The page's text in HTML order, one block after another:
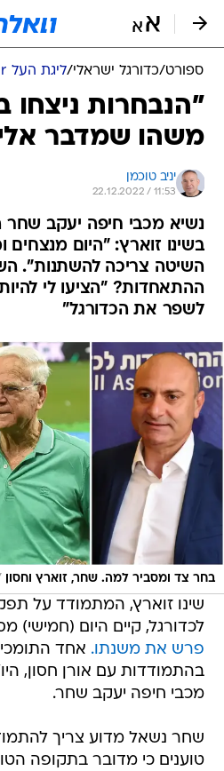
ספורט/כדורגל ישראלי/ליגת העל Winner
"הנבחרות ניצחו
משהו שמדבר
יניב טוכמן
22.12.2022 / 11:53
נשיא מכבי חיפה יעקב שחר
בשינו זוארץ: "היום
השיטה צריכה להשתנות".
ההתאחדות? "הציעו לי להיות
לשפר את הכדורגל"
בחר צד ומסביר למה. שחר, זוארץ וחסון
שינו זוארץ, המתמודד על
לכדורגל, קיים היום (חמישי)
פרש את משנתו. אחד
בהתמודדות עם אורן חסון,
מכבי חיפה יעקב שחר.
שחר נשאל מדוע צריך
טוענים כי מדובר בתקופה